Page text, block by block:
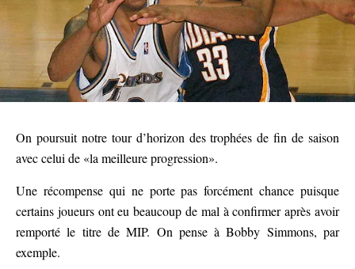
On poursuit notre tour d’horizon des trophées de fin de saison
avec celui de «la meilleure progression».
Une récompense qui ne porte pas forcément chance puisque
certains joueurs ont eu beaucoup de mal à confirmer après avoir
remporté le titre de MIP. On pense à Bobby Simmons, par
exemple.